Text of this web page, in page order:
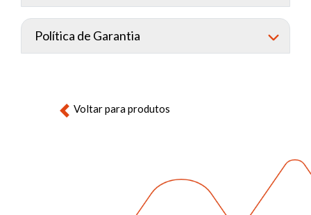
Política de Garantia
Voltar para produtos